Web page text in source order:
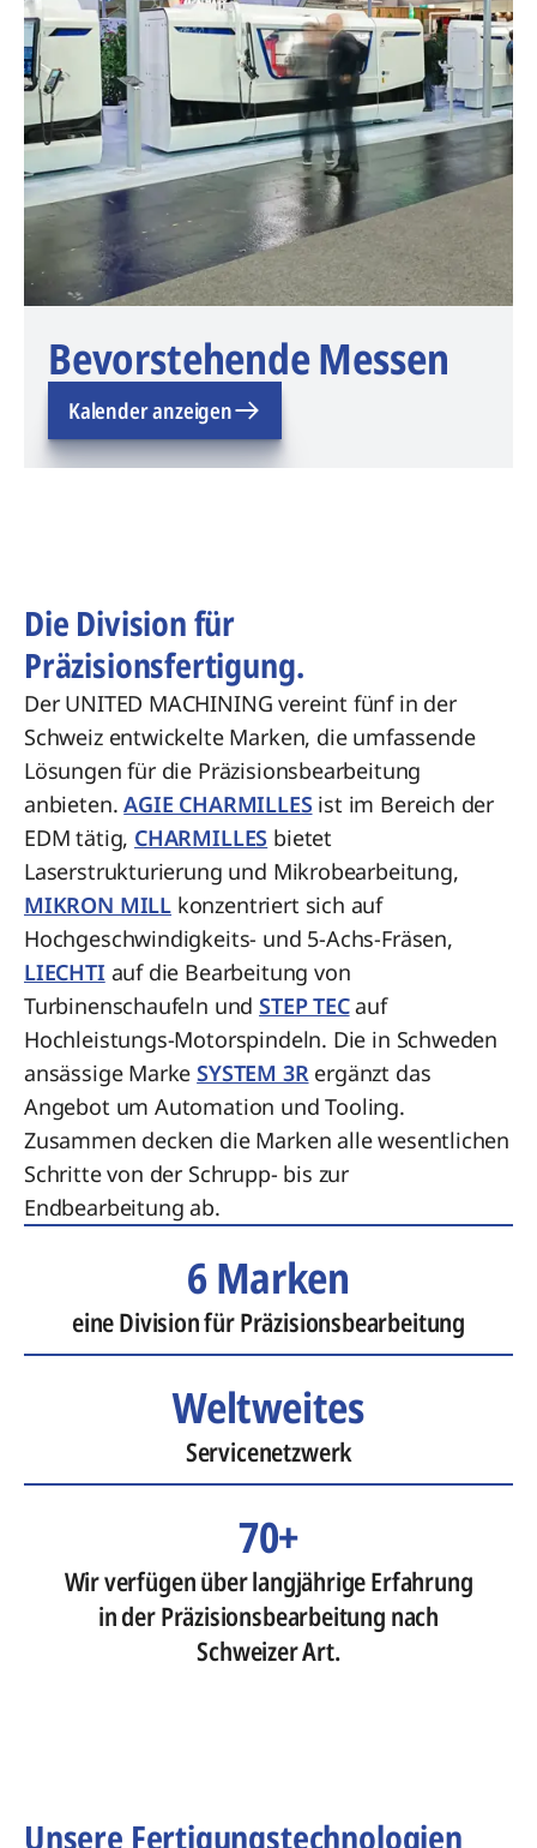
Bevorstehende Messen
Kalender anzeigen
Die Division für
Präzisionsfertigung.
Der UNITED MACHINING vereint fünf in der
Schweiz entwickelte Marken, die umfassende
Lösungen für die Präzisionsbearbeitung
anbieten.AGIE CHARMILLES ist im Bereich der
EDM tätig, CHARMILLES bietet
Laserstrukturierung und Mikrobearbeitung,
MIKRON MILL konzentriert sich auf
Hochgeschwindigkeits- und 5-Achs-Fräsen,
LIECHTI auf die Bearbeitung von
Turbinenschaufeln undSTEP TECauf
Hochleistungs-Motorspindeln. Die in Schweden
ansässige MarkeSYSTEM 3Rergänzt das
Angebot um Automation und Tooling.
Zusammen decken die Marken alle wesentlichen
Schritte von der Schrupp- bis zur
Endbearbeitung ab.
6 Marken
eine Division für Präzisionsbearbeitung
Weltweites
Servicenetzwerk
70+
Wir verfügen über langjährige Erfahrung
in der Präzisionsbearbeitung nach
Schweizer Art.
Unsere Fertigungstechnologien